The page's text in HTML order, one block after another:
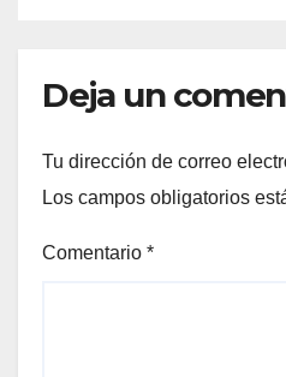
Deja un
Tu dirección de correo
Los campos obligatorios
Comentario *